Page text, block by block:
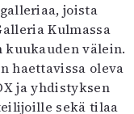
joista
Kulmassa
välein.
haettavissa oleva
ja yhdistyksen
sekä tilaa